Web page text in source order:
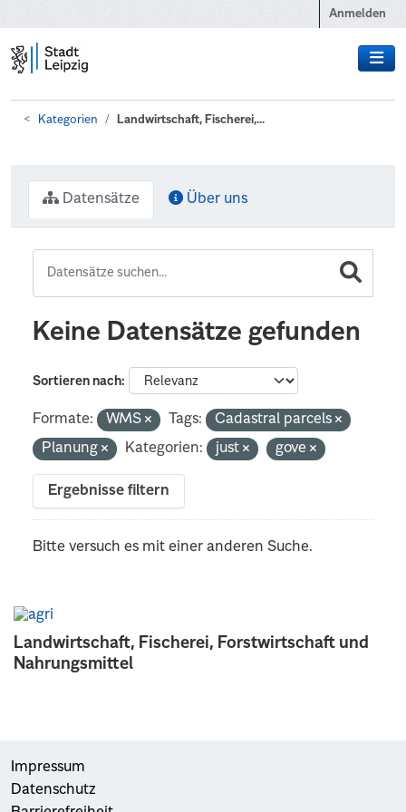
Anmelden
Kategorien Landwirtschaft, Fischerei,...
Landwirtschaft, Fischerei, Forstwirtschaft und
Nahrungsmittel
Datensätze Über uns
Keine Datensätze gefunden
Sortieren nach
Formate: WMS Tags:
Cadastral parcels
Planung
Kategorien: just gove
Ergebnisse filtern
Bitte versuch es mit einer anderen Suche.
Impressum
Datenschutz